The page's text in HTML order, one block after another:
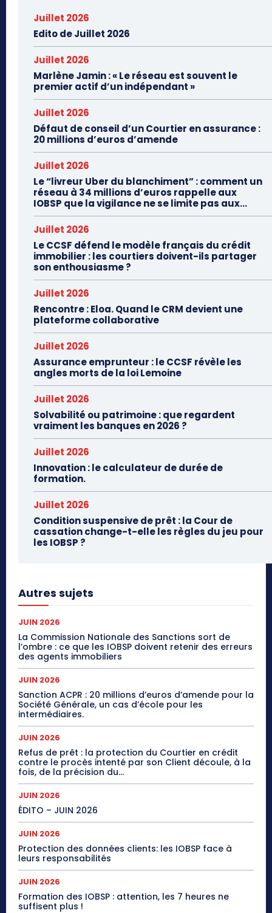
Juillet 2026
Edito de Juillet 2026
Juillet 2026
Marlène Jamin : « Le réseau est souvent le
premier actif d’un indépendant »
Juillet 2026
Défaut de conseil d’un Courtier en assurance :
20 millions d’euros d’amende
Juillet 2026
Le “livreur Uber du blanchiment” : comment un
réseau à 34 millions d’euros rappelle aux
IOBSP que la vigilance ne se limite pas aux...
Juillet 2026
Le CCSF défend le modèle français du crédit
immobilier : les courtiers doivent-ils partager
son enthousiasme ?
Juillet 2026
Rencontre : Eloa. Quand le CRM devient une
plateforme collaborative
Juillet 2026
Assurance emprunteur : le CCSF révèle les
angles morts de la loi Lemoine
Juillet 2026
Solvabilité ou patrimoine : que regardent
vraiment les banques en 2026 ?
Juillet 2026
Innovation : le calculateur de durée de
formation.
Juillet 2026
Condition suspensive de prêt : la Cour de
cassation change-t-elle les règles du jeu pour
les IOBSP ?
Autres sujets
JUIN 2026
La Commission Nationale des Sanctions sort de
l’ombre : ce que les IOBSP doivent retenir des erreurs
des agents immobiliers
JUIN 2026
Sanction ACPR : 20 millions d’euros d’amende pour la
Société Générale, un cas d’école pour les
intermédiaires.
JUIN 2026
Refus de prêt : la protection du Courtier en crédit
contre le procès intenté par son Client découle, à la
fois, de la précision du...
JUIN 2026
ÉDITO – JUIN 2026
JUIN 2026
Protection des données clients: les IOBSP face à
leurs responsabilités
JUIN 2026
Formation des IOBSP : attention, les 7 heures ne
suffisent plus !